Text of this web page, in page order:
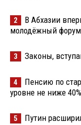
2
В Абхазии
молодёжный форум
3 Законы,
4
Пенсию по
уровне не ниже
5
Путин